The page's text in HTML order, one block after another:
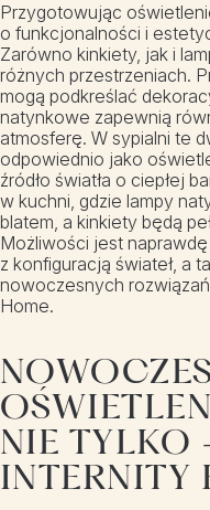
Przygotowując
o funkcjonalności i
Zarówno kinkiety, jak i
różnych przestrzeniach.
mogą podkreślać
natynkowe zapewnią
atmosferę. W sypialni te
odpowiednio jako
źródło światła o ciepłej
w kuchni, gdzie lampy
blatem, a kinkiety będą
Możliwości jest
z konfiguracją świateł, a
nowoczesnych
Home.
NIE TYLKO
INTERNITY